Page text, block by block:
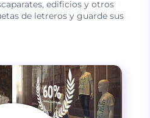
edificios y otros
de letreros y guarde sus